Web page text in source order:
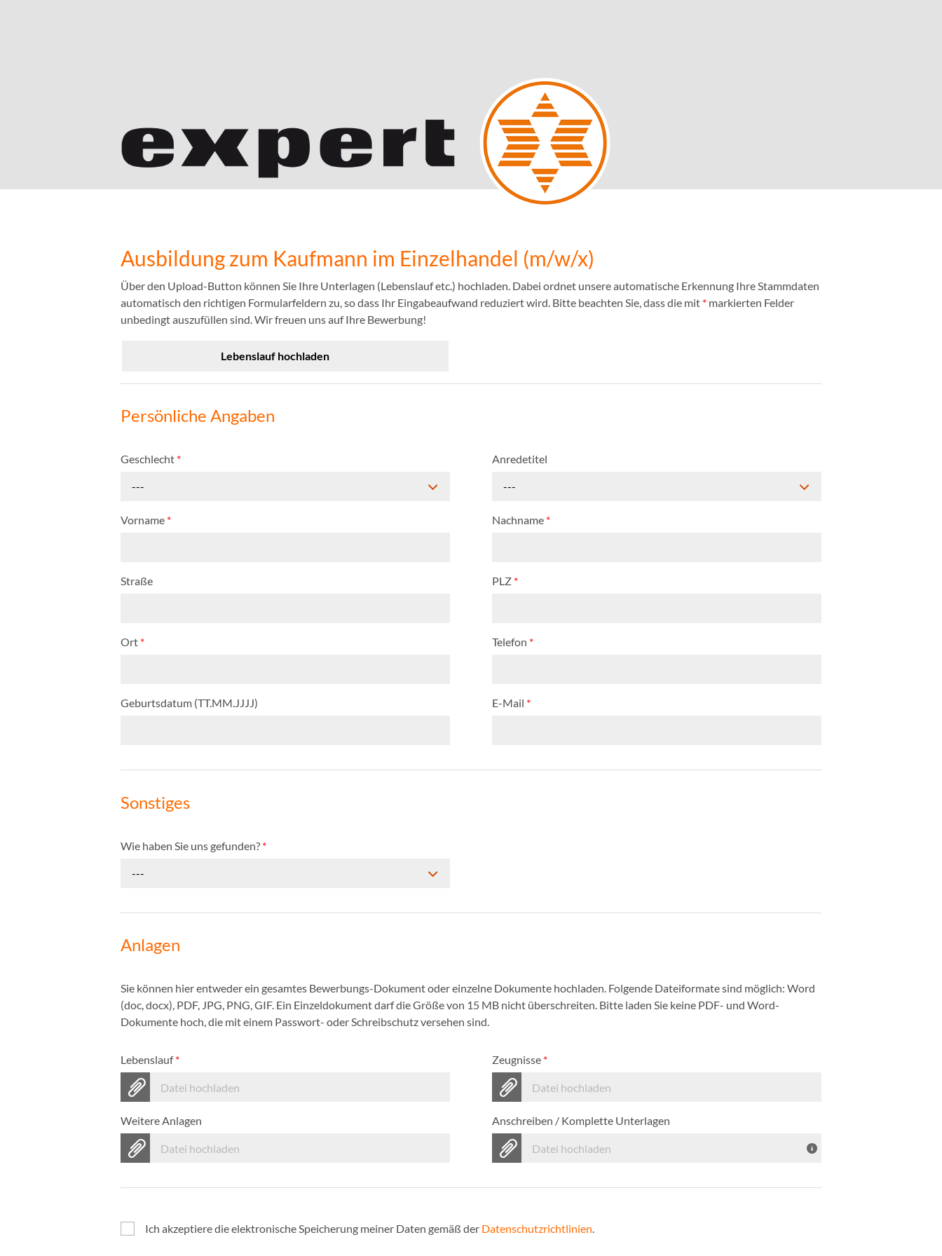
Ausbildung zum Kaufmann im Einzelhandel (m/w/x)
Über den Upload-Button können Sie Ihre Unterlagen (Lebenslauf etc.) hochladen. Dabei ordnet unsere automatische Erkennung Ihre Stammdaten
automatisch den richtigen Formularfeldern zu, so dass Ihr Eingabeaufwand reduziert wird. Bitte beachten Sie, dass die mit * markierten Felder
unbedingt auszufüllen sind. Wir freuen uns auf Ihre Bewerbung!
Lebenslauf hochladen
Persönliche Angaben
Geschlecht *
---
Anredetitel
---
Vorname * Nachname *
Straße PLZ *
Ort * Telefon *
Geburtsdatum (TT.MM.JJJJ) E-Mail *
Sonstiges
Wie haben Sie uns gefunden? *
---
Anlagen
Sie können hier entweder ein gesamtes Bewerbungs-Dokument oder einzelne Dokumente hochladen. Folgende Dateiformate sind möglich: Word
(doc, docx), PDF, JPG, PNG, GIF. Ein Einzeldokument darf die Größe von 15 MB nicht überschreiten. Bitte laden Sie keine PDF- und Word-
Dokumente hoch, die mit einem Passwort- oder Schreibschutz versehen sind.
Lebenslauf*
Datei hochladen
Zeugnisse *
Datei hochladen
Weitere Anlagen
Datei hochladen
Anschreiben / Komplette Unterlagen
Datei hochladen
Ich akzeptiere die elektronische Speicherung meiner Daten gemäß der Datenschutzrichtlinien.